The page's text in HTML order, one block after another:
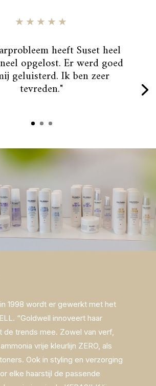
★★★★★
heeft Suset heel
opgelost. Er werd goed
geluisterd. Ik ben zeer
tevreden."
1998 wordt er gewerkt met het
“Goldwell innoveert haar
de trends mee. Zowel van verf,
vrije kleurlijn ZERO, als
Ook in styling en verzorging
elke haarstijl de passende